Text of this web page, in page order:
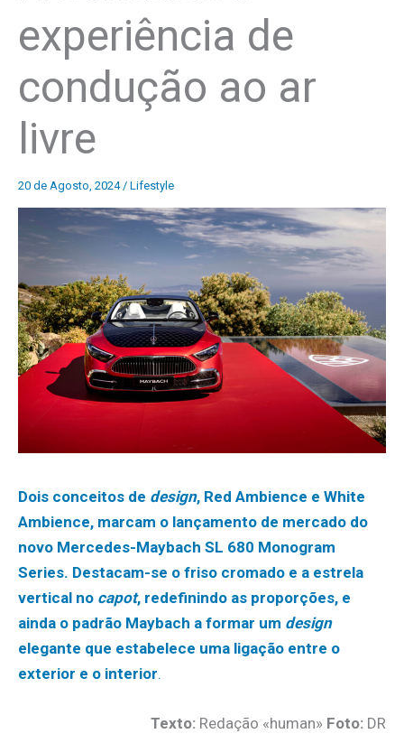
experiência de
condução ao ar
livre
20 de Agosto, 2024 / Lifestyle
Dois conceitos de design, Red Ambience e White
Ambience, marcam o lançamento de mercado do
novo Mercedes-Maybach SL 680 Monogram
Series. Destacam-se o friso cromado e a estrela
vertical no capot, redefinindo as proporções, e
ainda o padrão Maybach a formar um design
elegante que estabelece uma ligação entre o
exterior e o interior.
Texto: Redação «human» Foto: DR